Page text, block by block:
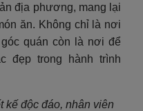
địa phương, mang lại
ăn. Không chỉ là nơi
quán còn là nơi để
đẹp trong hành trình
kế độc đáo, nhân viên